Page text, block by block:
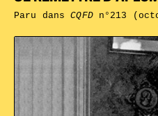
Paru dansCQFDn°213